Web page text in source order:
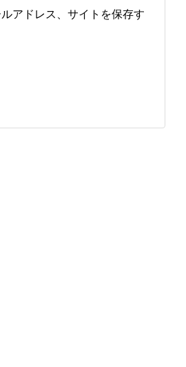
アドレス、サイトを保存す